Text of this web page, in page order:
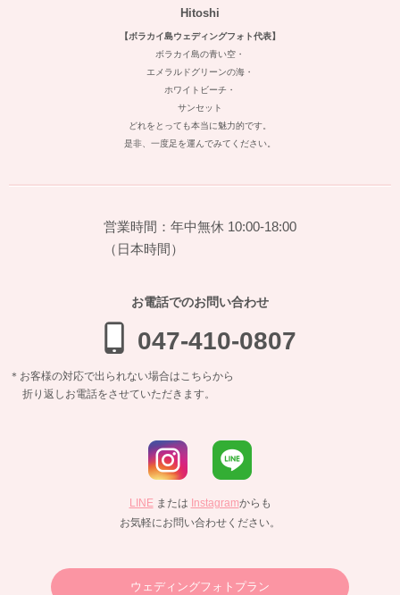
Hitoshi
【ボラカイ島ウェディングフォト代表】
ボラカイ島の青い空・
エメラルドグリーンの海・
ホワイトビーチ・
サンセット
どれをとっても本当に魅力的です。
是非、一度足を運んでみてください。
営業時間：年中無休 10:00-18:00
（日本時間）
お電話でのお問い合わせ
047-410-0807
＊お客様の対応で出られない場合はこちらから
折り返しお電話をさせていただきます。
LINEまたは Instagramからも
お気軽にお問い合わせください。
ウェディングフォトプラン